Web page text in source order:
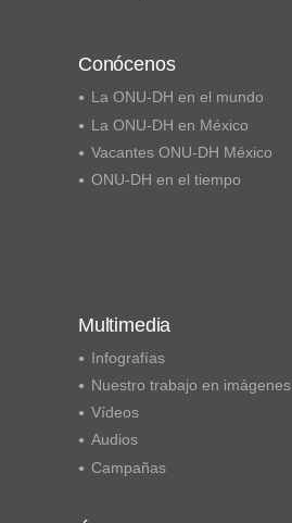
Conócenos
La ONU-DH en el mundo
La ONU-DH en México
Vacantes ONU-DH México
ONU-DH en el tiempo
Multimedia
Infografías
Nuestro trabajo en imágenes
Vídeos
Audios
Campañas